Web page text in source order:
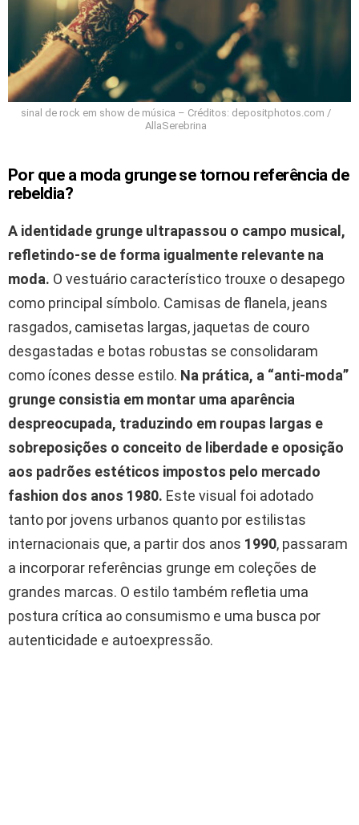
sinal de rock em show de música – Créditos: depositphotos.com /
AllaSerebrina
Por que a moda grunge se tornou referência de
rebeldia?
A identidade grunge ultrapassou o campo musical,
refletindo-se de forma igualmente relevante na
moda. O vestuário característico trouxe o desapego
como principal símbolo. Camisas de flanela, jeans
rasgados, camisetas largas, jaquetas de couro
desgastadas e botas robustas se consolidaram
como ícones desse estilo. Na prática, a “anti-moda”
grunge consistia em montar uma aparência
despreocupada, traduzindo em roupas largas e
sobreposições o conceito de liberdade e oposição
aos padrões estéticos impostos pelo mercado
fashion dos anos 1980. Este visual foi adotado
tanto por jovens urbanos quanto por estilistas
internacionais que, a partir dos anos 1990, passaram
a incorporar referências grunge em coleções de
grandes marcas. O estilo também refletia uma
postura crítica ao consumismo e uma busca por
autenticidade e autoexpressão.